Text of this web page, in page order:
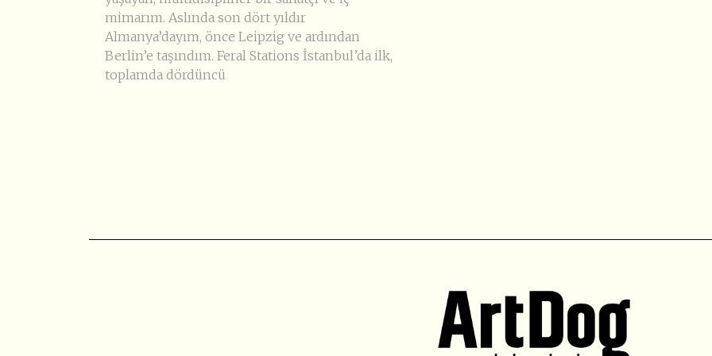
mimarım. Aslında son dört yıldır
Almanya’dayım, önce Leipzig ve ardından
Berlin’e taşındım. Feral Stations İstanbul’da ilk,
toplamda dördüncü